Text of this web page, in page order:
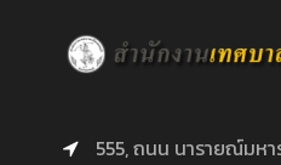
555, ถนน นารายณ์มหา